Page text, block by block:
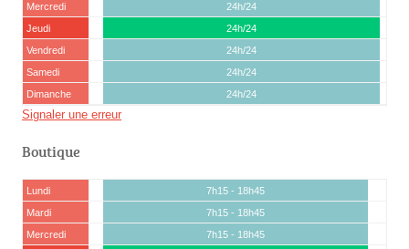
Mercredi
24h/24
Jeudi
24h/24
Vendredi
24h/24
Samedi
24h/24
Dimanche
24h/24
Signaler une erreur
Boutique
Lundi
7h15 - 18h45
Mardi
7h15 - 18h45
Mercredi
7h15 - 18h45